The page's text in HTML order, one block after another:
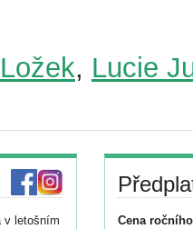
, Lucie
v letošním
Cena